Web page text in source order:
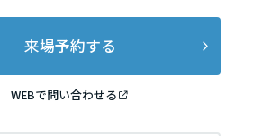
来場予約する
WEBで問い合わせる